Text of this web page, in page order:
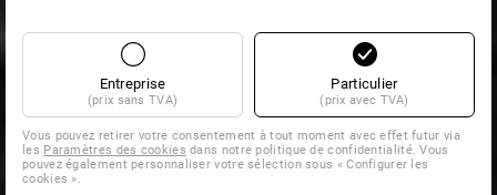
Entreprise
(prix sans TVA)
Particulier
(prix avec TVA)
Vous pouvez retirer votre consentement à tout moment avec effet futur via
les Paramètres des cookies dans notre politique de confidentialité. Vous
pouvez également personnaliser votre sélection sous « Configurer les
cookies ».